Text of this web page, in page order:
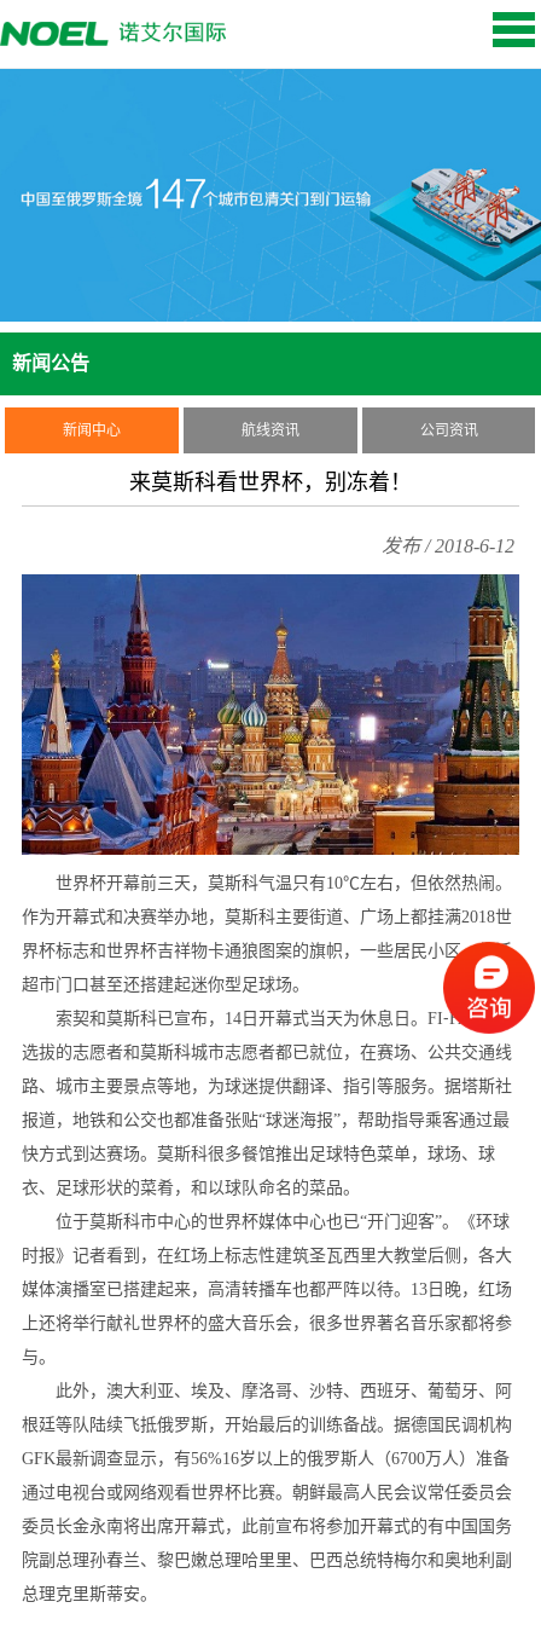
新闻公告
新闻中心 航线资讯 公司资讯
来莫斯科看世界杯，别冻着！
发布 / 2018-6-12
世界杯开幕前三天，莫斯科气温只有10℃左右，但依然热闹。
作为开幕式和决赛举办地，莫斯科主要街道、广场上都挂满2018世
界杯标志和世界杯吉祥物卡通狼图案的旗帜，一些居民小区、生活
超市门口甚至还搭建起迷你型足球场。
索契和莫斯科已宣布，14日开幕式当天为休息日。FI⁃FA官方
选拔的志愿者和莫斯科城市志愿者都已就位，在赛场、公共交通线
路、城市主要景点等地，为球迷提供翻译、指引等服务。据塔斯社
报道，地铁和公交也都准备张贴“球迷海报”，帮助指导乘客通过最
快方式到达赛场。莫斯科很多餐馆推出足球特色菜单，球场、球
衣、足球形状的菜肴，和以球队命名的菜品。
位于莫斯科市中心的世界杯媒体中心也已“开门迎客”。《环球
时报》记者看到，在红场上标志性建筑圣瓦西里大教堂后侧，各大
媒体演播室已搭建起来，高清转播车也都严阵以待。13日晚，红场
上还将举行献礼世界杯的盛大音乐会，很多世界著名音乐家都将参
与。
此外，澳大利亚、埃及、摩洛哥、沙特、西班牙、葡萄牙、阿
根廷等队陆续飞抵俄罗斯，开始最后的训练备战。据德国民调机构
GFK最新调查显示，有56%16岁以上的俄罗斯人（6700万人）准备
通过电视台或网络观看世界杯比赛。朝鲜最高人民会议常任委员会
委员长金永南将出席开幕式，此前宣布将参加开幕式的有中国国务
院副总理孙春兰、黎巴嫩总理哈里里、巴西总统特梅尔和奥地利副
总理克里斯蒂安。